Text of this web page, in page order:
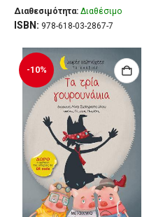
was:
€5.50.
τιμή
είναι:
€4.95.
Διαθεσιμότητα: Διαθέσιμο
ISBN: 978-618-03-2867-7
-10%